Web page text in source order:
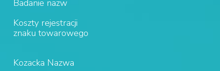
Badanie nazw
Koszty rejestracji
znaku towarowego
Kozacka Nazwa